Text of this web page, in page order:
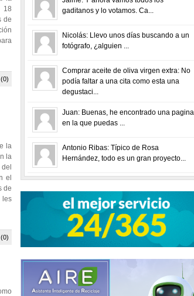
18
de
la
la
el
de
les
gaditanos y lo votamos. Ca...
Nicolás: Llevo unos días buscando a un
fotógrafo, ¿alguien ...
Comprar aceite de oliva virgen extra: No
podía faltar a una cita como esta una
degustaci...
Juan: Buenas, he encontrado una pagina
en la que puedas ...
Antonio Ribas: Típico de Rosa
Hernández, todo es un gran proyecto...